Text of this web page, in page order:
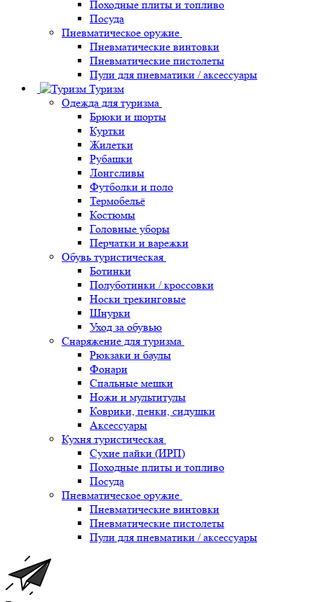
Походные плиты и топливо
Посуда
Пневматическое оружие
Пневматические винтовки
Пневматические пистолеты
Пули для пневматики / аксессуары
Туризм
Одежда для туризма
Брюки и шорты
Куртки
Жилетки
Рубашки
Лонгсливы
Футболки и поло
Термобельё
Костюмы
Головные уборы
Перчатки и варежки
Обувь туристическая
Ботинки
Полуботинки / кроссовки
Носки трекинговые
Шнурки
Уход за обувью
Снаряжение для туризма
Рюкзаки и баулы
Фонари
Спальные мешки
Ножи и мультитулы
Коврики, пенки, сидушки
Аксессуары
Кухня туристическая
Сухие пайки (ИРП)
Походные плиты и топливо
Посуда
Пневматическое оружие
Пневматические винтовки
Пневматические пистолеты
Пули для пневматики / аксессуары